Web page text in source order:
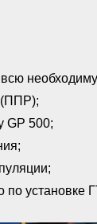
(ППР);
GP 500;
установке